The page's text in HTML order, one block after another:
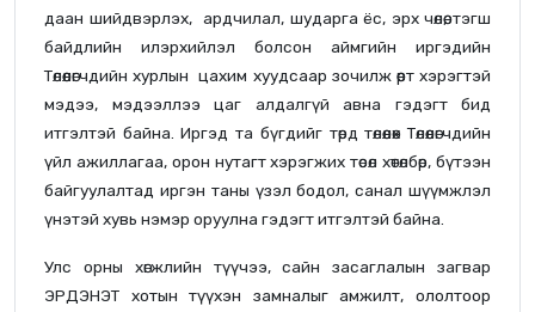
даан шийдвэрлэх, ардчилал, шударга ёс, эрх чөлөө, тэгш
байдлийн илэрхийлэл болсон аймгийн иргэдийн
Төлөөлөгчдийн хурлын цахим хуудсаар зочилж өөрт хэрэгтэй
мэдээ, мэдээллээ цаг алдалгүй авна гэдэгт бид
итгэлтэй байна. Иргэд та бүгдийг төрд төлөөлөх Төлөөлөгчдийн
үйл ажиллагаа, орон нутагт хэрэгжих төсөл хөтөлбөр, бүтээн
байгуулалтад иргэн таны үзэл бодол, санал шүүмжлэл
үнэтэй хувь нэмэр оруулна гэдэгт итгэлтэй байна.
Улс орны хөгжлийн түүчээ, сайн засаглалын загвар
ЭРДЭНЭТ хотын түүхэн замналыг амжилт, ололтоор